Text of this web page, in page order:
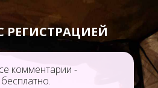
РЕГИСТРАЦИЕЙ
комментарии -